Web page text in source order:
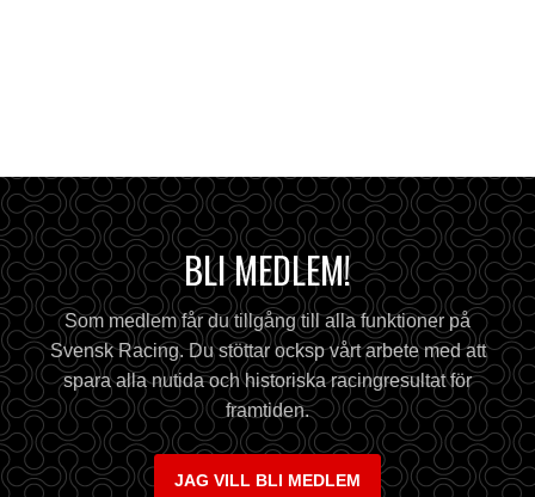
BLI MEDLEM!
Som medlem får du tillgång till alla funktioner på
Svensk Racing. Du stöttar ocksp vårt arbete med att
spara alla nutida och historiska racingresultat för
framtiden.
JAG VILL BLI MEDLEM